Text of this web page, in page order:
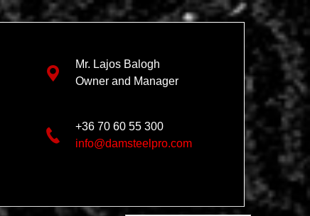
Mr. Lajos Balogh
Owner and Manager
+36 70 60 55 300
info@damsteelpro.com